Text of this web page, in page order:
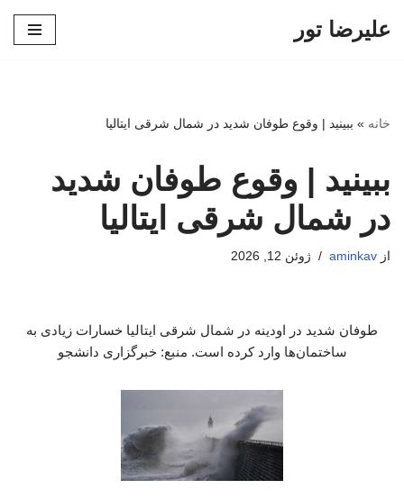
علیرضا تور
خانه » ببینید | وقوع طوفان شدید در شمال شرقی ایتالیا
ببینید | وقوع طوفان شدید
در شمال شرقی ایتالیا
از aminkav ژوئن 12, 2026
طوفان شدید در اودینه در شمال شرقی ایتالیا خسارات زیادی به
ساختمان‌ها وارد کرده است. منبع: خبرگزاری دانشجو